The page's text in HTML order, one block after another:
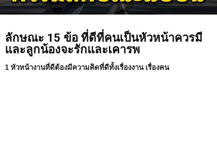
ลักษณะ 15 ข้อ ที่ดีที่คนเป็นหัวหน้าควรมี
และลูกน้องจะรักและเคารพ
1 หัวหน้างานที่ดีต้องมีความคิดที่ดีทั้งเรื่องงาน เรื่องคน